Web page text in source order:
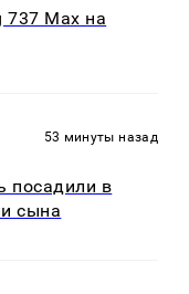
737 Max на
53 минуты назад
посадили в
сына